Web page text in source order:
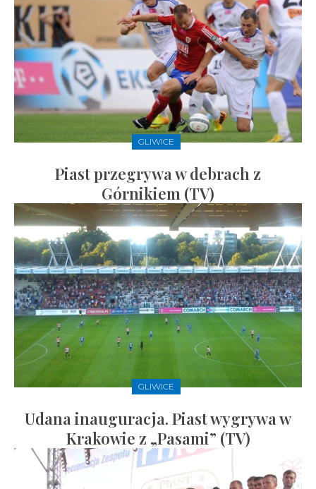
GLIWICE
Piast przegrywa w debrach z
Górnikiem (TV)
GLIWICE
Udana inauguracja. Piast wygrywa w
Krakowie z „Pasami” (TV)